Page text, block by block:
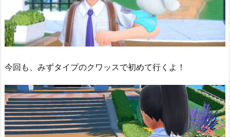
今回も、みずタイプのクワッスで初めて行くよ！